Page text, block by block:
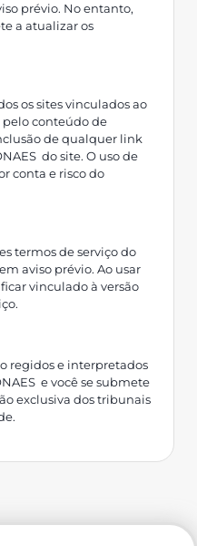
prévio. No entanto,
a atualizar os
os sites vinculados ao
pelo conteúdo de
de qualquer link
do site. O uso de
conta e risco do
termos de serviço do
aviso prévio. Ao usar
vinculado à versão
regidos e interpretados
e você se submete
exclusiva dos tribunais